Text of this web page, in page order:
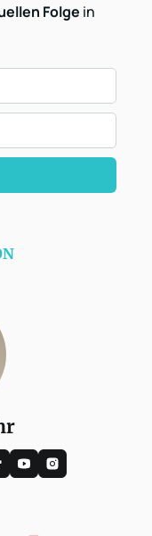
Folge in